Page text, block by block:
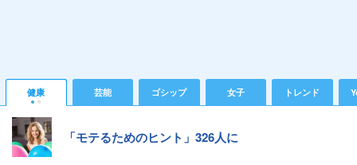
健康 芸能 ゴシップ 女子 トレンド
「モテるためのヒント」326人に